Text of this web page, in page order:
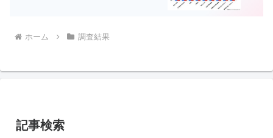
ホーム 調査結果
記事検索